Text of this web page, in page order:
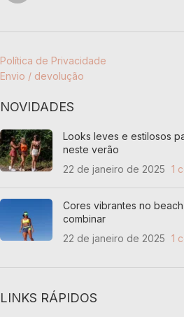
Política de Privacidade
Envio / devolução
NOVIDADES
Looks leves e estilosos
neste verão
22 de janeiro de 2025 1
Cores vibrantes no
combinar
22 de janeiro de 2025 1
LINKS RÁPIDOS